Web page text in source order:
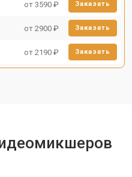
от 3590 ₽ Заказать
от 2900 ₽ Заказать
от 2190 ₽ Заказать